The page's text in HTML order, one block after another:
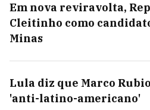
Em nova reviravolta,
Cleitinho como
Minas
Lula diz que Marco
'anti-latino-americano'